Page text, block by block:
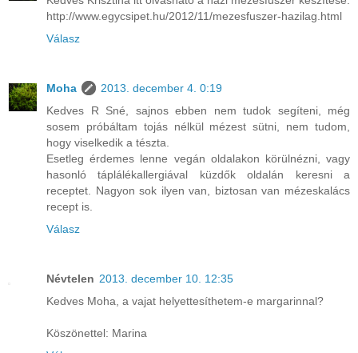
http://www.egycsipet.hu/2012/11/mezesfuszer-hazilag.html
Válasz
Moha
2013. december 4. 0:19
Kedves R Sné, sajnos ebben nem tudok segíteni, még
sosem próbáltam tojás nélkül mézest sütni, nem tudom,
hogy viselkedik a tészta.
Esetleg érdemes lenne vegán oldalakon körülnézni, vagy
hasonló táplálékallergiával küzdők oldalán keresni a
receptet. Nagyon sok ilyen van, biztosan van mézeskalács
recept is.
Válasz
Névtelen 2013. december 10. 12:35
Kedves Moha, a vajat helyettesíthetem-e margarinnal?
Köszönettel: Marina